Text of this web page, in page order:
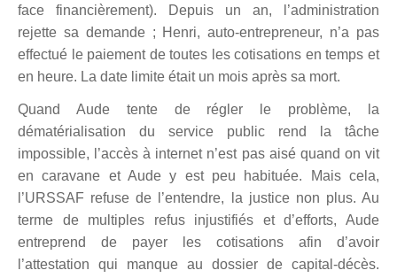
face financièrement). Depuis un an, l’administration
rejette sa demande ; Henri, auto-entrepreneur, n’a pas
effectué le paiement de toutes les cotisations en temps et
en heure. La date limite était un mois après sa mort.
Quand Aude tente de régler le problème, la
dématérialisation du service public rend la tâche
impossible, l’accès à internet n’est pas aisé quand on vit
en caravane et Aude y est peu habituée. Mais cela,
l’URSSAF refuse de l’entendre, la justice non plus. Au
terme de multiples refus injustifiés et d’efforts, Aude
entreprend de payer les cotisations afin d’avoir
l’attestation qui manque au dossier de capital-décès.